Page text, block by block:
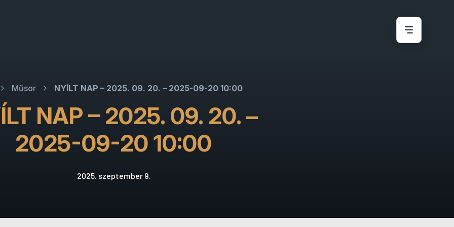
Műsor NYÍLT NAP – 2025. 09. 20. – 2025-09-20 10:00
NAP – 2025. 09. 20. –
2025-09-20 10:00
2025. szeptember 9.